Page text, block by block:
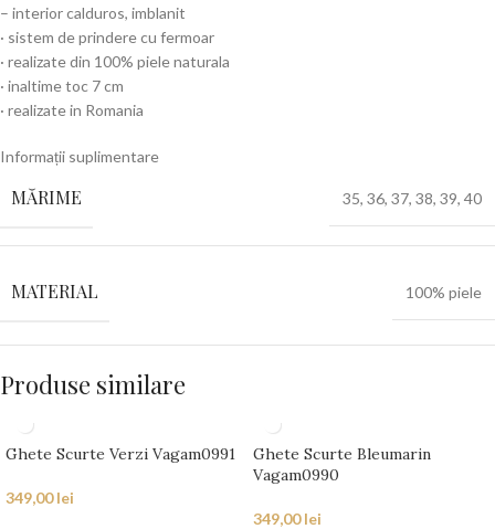
– interior calduros, imblanit
· sistem de prindere cu fermoar
· realizate din 100% piele naturala
· inaltime toc 7 cm
· realizate in Romania
Informații suplimentare
MĂRIME 35, 36, 37, 38, 39, 40
MATERIAL 100% piele
Produse similare
Ghete Scurte Verzi Vagam0991
349,00lei
Ghete Scurte Bleumarin
Vagam0990
349,00lei